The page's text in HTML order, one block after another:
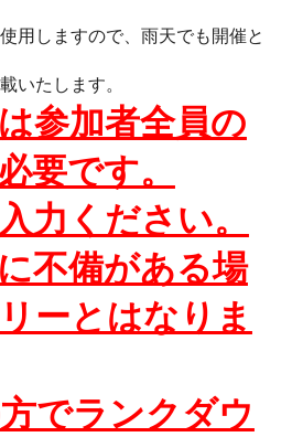
用しますので、雨天でも開催と
いたします。
参加者全員の
要です。
力ください。
不備がある場
ーとはなりま
でランクダウ